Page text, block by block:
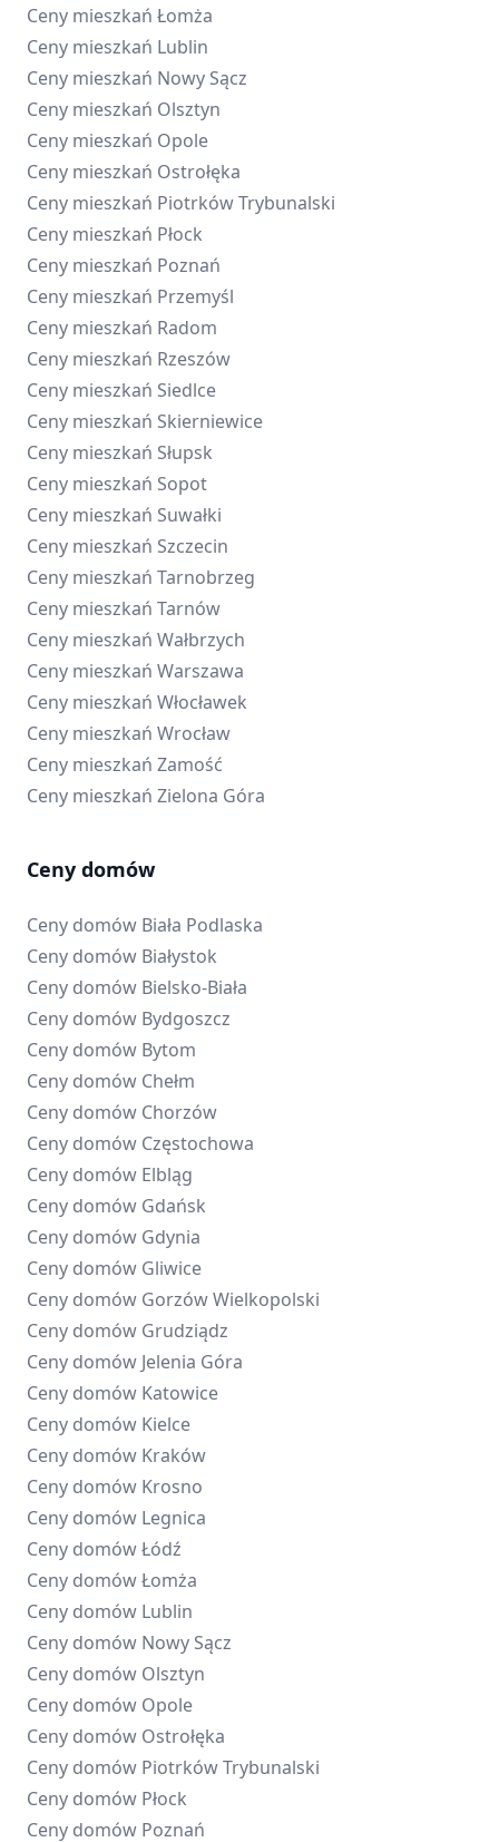
Ceny mieszkań Łomża
Ceny mieszkań Lublin
Ceny mieszkań Nowy Sącz
Ceny mieszkań Olsztyn
Ceny mieszkań Opole
Ceny mieszkań Ostrołęka
Ceny mieszkań Piotrków Trybunalski
Ceny mieszkań Płock
Ceny mieszkań Poznań
Ceny mieszkań Przemyśl
Ceny mieszkań Radom
Ceny mieszkań Rzeszów
Ceny mieszkań Siedlce
Ceny mieszkań Skierniewice
Ceny mieszkań Słupsk
Ceny mieszkań Sopot
Ceny mieszkań Suwałki
Ceny mieszkań Szczecin
Ceny mieszkań Tarnobrzeg
Ceny mieszkań Tarnów
Ceny mieszkań Wałbrzych
Ceny mieszkań Warszawa
Ceny mieszkań Włocławek
Ceny mieszkań Wrocław
Ceny mieszkań Zamość
Ceny mieszkań Zielona Góra
Ceny domów
Ceny domów Biała Podlaska
Ceny domów Białystok
Ceny domów Bielsko-Biała
Ceny domów Bydgoszcz
Ceny domów Bytom
Ceny domów Chełm
Ceny domów Chorzów
Ceny domów Częstochowa
Ceny domów Elbląg
Ceny domów Gdańsk
Ceny domów Gdynia
Ceny domów Gliwice
Ceny domów Gorzów Wielkopolski
Ceny domów Grudziądz
Ceny domów Jelenia Góra
Ceny domów Katowice
Ceny domów Kielce
Ceny domów Kraków
Ceny domów Krosno
Ceny domów Legnica
Ceny domówŁódź
Ceny domówŁomża
Ceny domów Lublin
Ceny domów Nowy Sącz
Ceny domów Olsztyn
Ceny domów Opole
Ceny domów Ostrołęka
Ceny domów Piotrków Trybunalski
Ceny domów Płock
Ceny domów Poznań